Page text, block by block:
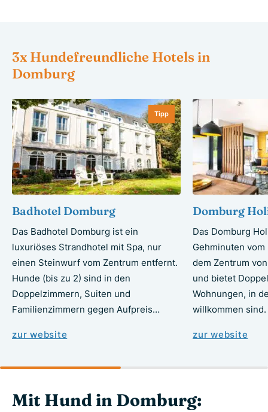
3x Hundefreundliche Hotels in
Domburg
Tipp
Badhotel Domburg
Das Badhotel Domburg ist ein
luxuriöses Strandhotel mit Spa, nur
einen Steinwurf vom Zentrum entfernt.
Hunde (bis zu 2) sind in den
Doppelzimmern, Suiten und
Familienzimmern gegen Aufpreis…
zur website
Domburg
Das Domburg
Gehminuten
dem Zentrum
und bietet
Wohnungen, in
willkommen sind.
zur website
Mit Hund in Domburg: